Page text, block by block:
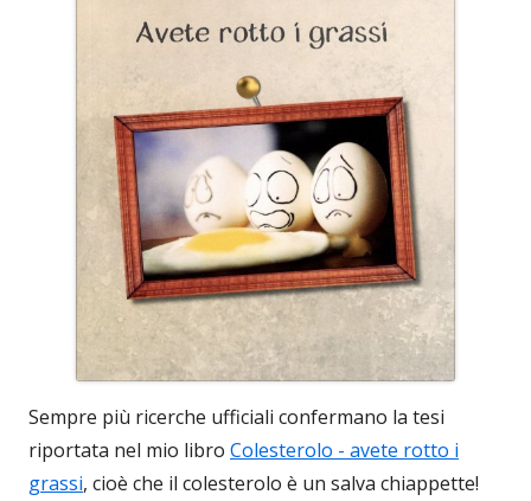
Sempre più ricerche ufficiali confermano la tesi
riportata nel mio libro Colesterolo - avete rotto i
grassi, cioè che il colesterolo è un salva chiappette!